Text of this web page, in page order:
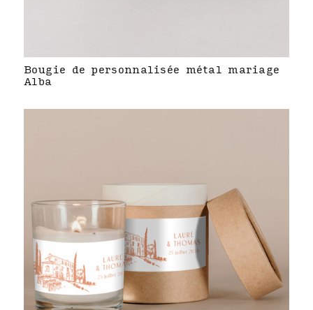
Bougie de personnalisée métal mariage
Alba